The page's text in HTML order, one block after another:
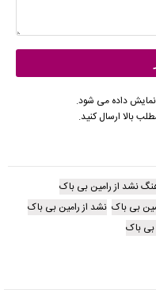
داده می شود.
بالا ارسال کنید.
نشد از رامین بی باک
بی باک نشد از رامین بی باک
بی باک